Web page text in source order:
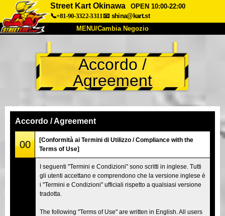
Street Kart Okinawa
OPEN 10:00-22:00
📞+81-90-3322-3311📧 shina@kart.st
MENU/Cambia Negozio
Chi Siamo Specifiche Prezzo
Accesso Recensioni FAQ
Prenotazioni
Cambia Negozio
Tokyo Shinagawa
Tokyo Akihabara#2
Tokyo Shibuya Annex Tokyo Bay
Tokyo Asakusa Osaka
Accordo /
Agreement
Accordo / Agreement
00
[Conformità ai Termini di Utilizzo / Compliance with the
Terms of Use]
I seguenti "Termini e Condizioni" sono scritti in inglese. Tutti
gli utenti accettano e comprendono che la versione inglese è
i "Termini e Condizioni" ufficiali rispetto a qualsiasi versione
tradotta.
The following "Terms of Use" are written in English. All users